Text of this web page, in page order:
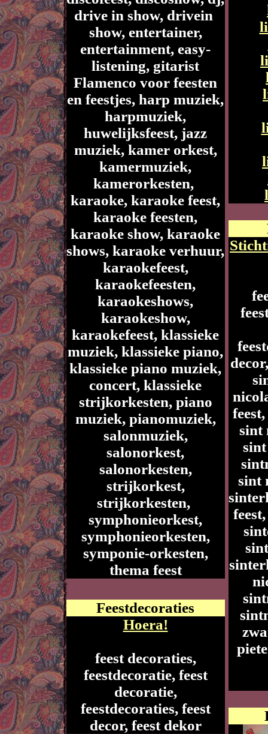
drive in show, drivein
show, entertainer,
entertainment, easy-
listening, gitarist
Flamenco voor feesten
en feestjes, harp muziek,
harpmuziek,
huwelijksfeest, jazz
muziek, kamer orkest,
kamermuziek,
kamerorkesten,
karaoke, karaoke feest,
karaoke feesten,
karaoke show, karaoke
shows, karaoke verhuur,
karaokefeest,
karaokefeesten,
karaokeshows,
karaokeshow,
karaokefeest, klassieke
muziek, klassieke piano,
klassieke piano muziek,
concert, klassieke
strijkorkesten, piano
muziek, pianomuziek,
salonmuziek,
salonorkest,
salonorkesten,
strijkorkest,
strijkorkesten,
symphonieorkest,
symphonieorkesten,
symponie-orkesten,
thema feest
Feestdecoraties
Hoera!
feest decoraties,
feestdecoratie, feest
decoratie,
feestdecoraties, feest
decor, feest dekor
sint
sint
sint